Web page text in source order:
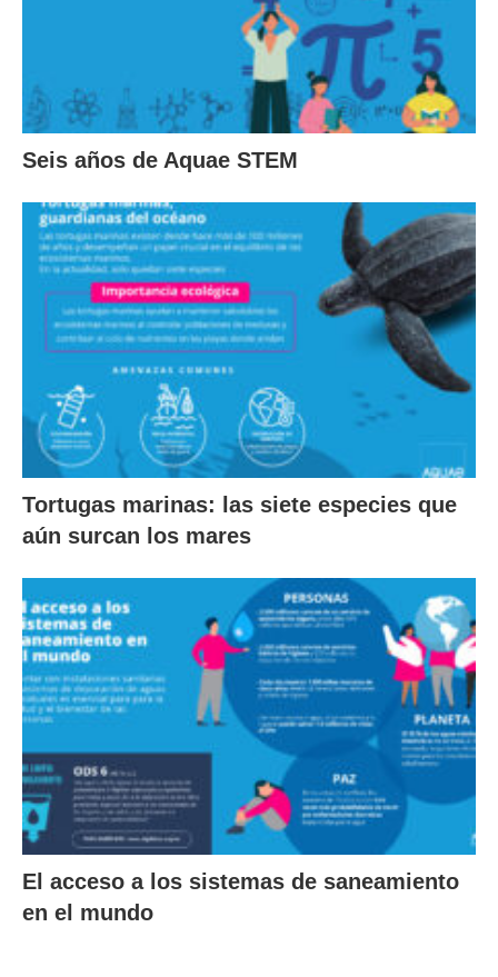
Seis años de Aquae STEM
Tortugas marinas: las siete especies que
aún surcan los mares
El acceso a los sistemas de saneamiento
en el mundo